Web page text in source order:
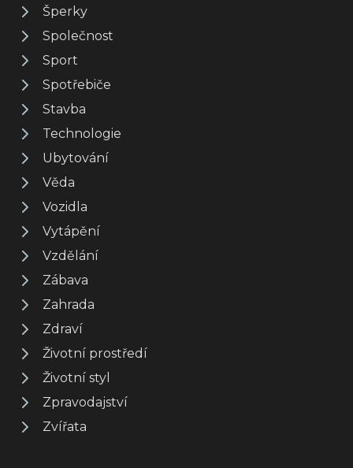
Šperky
Společnost
Sport
Spotřebiče
Stavba
Technologie
Ubytování
Věda
Vozidla
Vytápění
Vzdělání
Zábava
Zahrada
Zdraví
Životní prostředí
Životní styl
Zpravodajství
Zvířata